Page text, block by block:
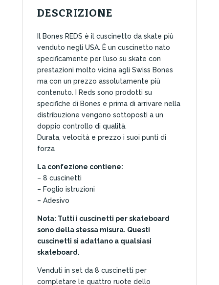
DESCRIZIONE
Il Bones REDS è il cuscinetto da skate più
venduto negli USA. È un cuscinetto nato
specificamente per l’uso su skate con
prestazioni molto vicina agli Swiss Bones
ma con un prezzo assolutamente più
contenuto. I Reds sono prodotti su
specifiche di Bones e prima di arrivare nella
distribuzione vengono sottoposti a un
doppio controllo di qualità.
Durata, velocità e prezzo i suoi punti di
forza
La confezione contiene:
– 8 cuscinetti
– Foglio istruzioni
– Adesivo
Nota: Tutti i cuscinetti per skateboard
sono della stessa misura. Questi
cuscinetti si adattano a qualsiasi
skateboard.
Venduti in set da 8 cuscinetti per
completare le quattro ruote dello